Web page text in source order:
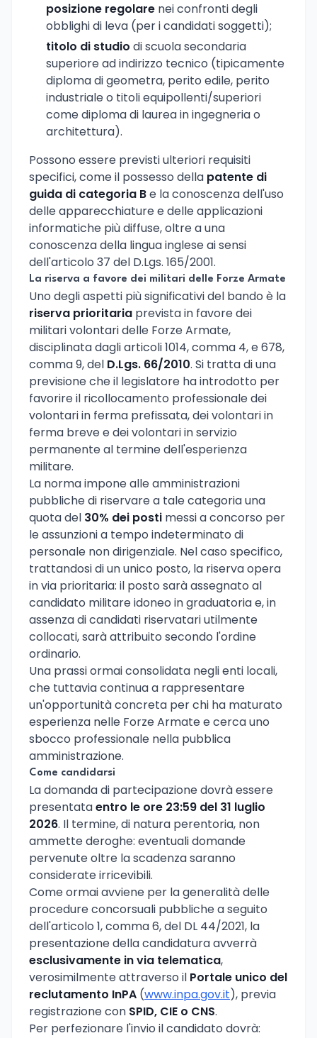
posizione regolare nei confronti degli
obblighi di leva (per i candidati soggetti);
titolo di studio di scuola secondaria
superiore ad indirizzo tecnico (tipicamente
diploma di geometra, perito edile, perito
industriale o titoli equipollenti/superiori
come diploma di laurea in ingegneria o
architettura).
Possono essere previsti ulteriori requisiti
specifici, come il possesso della patente di
guida di categoria Be la conoscenza dell'uso
delle apparecchiature e delle applicazioni
informatiche più diffuse, oltre a una
conoscenza della lingua inglese ai sensi
dell'articolo 37 del D.Lgs. 165/2001.
La riserva a favore dei militari delle Forze Armate
Uno degli aspetti più significativi del bando è la
riserva prioritaria prevista in favore dei
militari volontari delle Forze Armate,
disciplinata dagli articoli 1014, comma 4, e 678,
comma 9, del D.Lgs. 66/2010. Si tratta di una
previsione che il legislatore ha introdotto per
favorire il ricollocamento professionale dei
volontari in ferma prefissata, dei volontari in
ferma breve e dei volontari in servizio
permanente al termine dell'esperienza
militare.
La norma impone alle amministrazioni
pubbliche di riservare a tale categoria una
quota del 30% dei posti messi a concorso per
le assunzioni a tempo indeterminato di
personale non dirigenziale. Nel caso specifico,
trattandosi di un unico posto, la riserva opera
in via prioritaria: il posto sarà assegnato al
candidato militare idoneo in graduatoria e, in
assenza di candidati riservatari utilmente
collocati, sarà attribuito secondo l'ordine
ordinario.
Una prassi ormai consolidata negli enti locali,
che tuttavia continua a rappresentare
un'opportunità concreta per chi ha maturato
esperienza nelle Forze Armate e cerca uno
sbocco professionale nella pubblica
amministrazione.
Come candidarsi
La domanda di partecipazione dovrà essere
presentataentro le ore 23:59 del 31 luglio
2026. Il termine, di natura perentoria, non
ammette deroghe: eventuali domande
pervenute oltre la scadenza saranno
considerate irricevibili.
Come ormai avviene per la generalità delle
procedure concorsuali pubbliche a seguito
dell'articolo 1, comma 6, del DL 44/2021, la
presentazione della candidatura avverrà
esclusivamente in via telematica,
verosimilmente attraverso il Portale unico del
reclutamento InPA (www.inpa.gov.it), previa
registrazione con SPID, CIE o CNS.
Per perfezionare l'invio il candidato dovrà: